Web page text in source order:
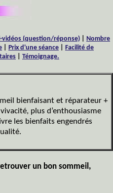
vidéos (question/réponse)
Nombre
Prix d'une séance
Facilité de
Témoignage.
bienfaisant et réparateur +
plus d’enthousiasme
les bienfaits engendrés
un bon sommeil,